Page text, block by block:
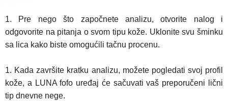
Pre nego što započnete analizu, otvorite nalog i
odgovorite na pitanja o svom tipu kože. Uklonite svu šminku
sa lica kako biste omogućili tačnu procenu.
Kada završite kratku analizu, možete pogledati svoj profil
kože, a LUNA fofo uređaj će sačuvati vaš preporučeni lični
tip dnevne nege.